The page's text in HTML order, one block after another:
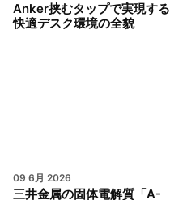
Anker挟むタップで実現する
快適デスク環境の全貌
09 6月 2026
三井金属の固体電解質「A-